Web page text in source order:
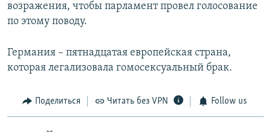
возражения, чтобы парламент провел голосование
по этому поводу.
Германия – пятнадцатая европейская страна,
которая легализовала гомосексуальный брак.
Поделиться Читать без VPN Follow us